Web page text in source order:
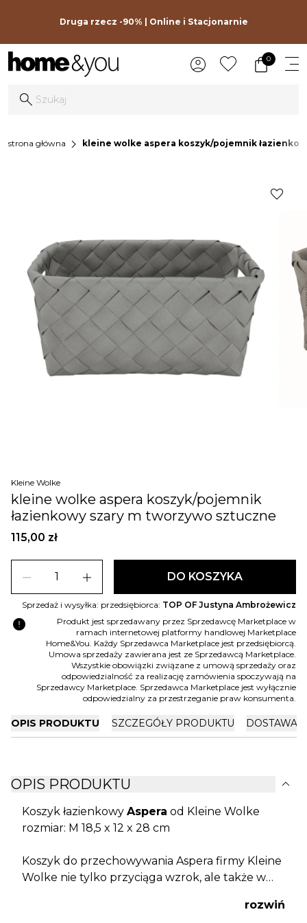
Druga rzecz -90% | Online i Stacjonarnie
0
strona główna chevron_right kleine wolke aspera koszyk/pojemnik
Kleine Wolke
kleine wolke aspera koszyk/pojemnik
łazienkowy szary m tworzywo sztuczne
115,00 zł
remove add DO KOSZYKA
Sprzedaż i wysyłka: przedsiębiorca: TOP OF Justyna Ambrożewicz
error
Produkt jest sprzedawany przez Sprzedawcę Marketplace w
ramach internetowej platformy handlowej Marketplace
Home&You. Każdy Sprzedawca Marketplace jest przedsiębiorcą.
Umowa sprzedaży zawierana jest ze Sprzedawcą Marketplace.
Wszystkie obowiązki związane z umową sprzedaży oraz
odpowiedzialność za realizację zamówienia spoczywają na
Sprzedawcy Marketplace. Sprzedawca Marketplace jest wyłącznie
odpowiedzialny za przestrzeganie praw konsumenta.
favorite
OPIS PRODUKTU SZCZEGÓŁY PRODUKTU DOSTAWA
OPIS PRODUKTU expand_more
Koszyk łazienkowy Aspera od Kleine Wolke
rozmiar: M 18,5 x 12 x 28 cm
Koszyk do przechowywania Aspera firmy Kleine
Wolke nie tylko przyciąga wzrok, ale także w
idealnie nadaje się
rozwiń